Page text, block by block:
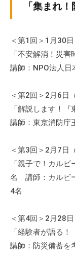
「集まれ
＜第1回＞1月30
「不安解消！災
講師：NPO法人
＜第2回＞2月6日
「解説します！
講師：東京消防
＜第3回＞2月7日
「親子で！カル
名 講師：カルビ
4名
＜第4回＞2月28
「経験者が語る
講師：防災備蓄